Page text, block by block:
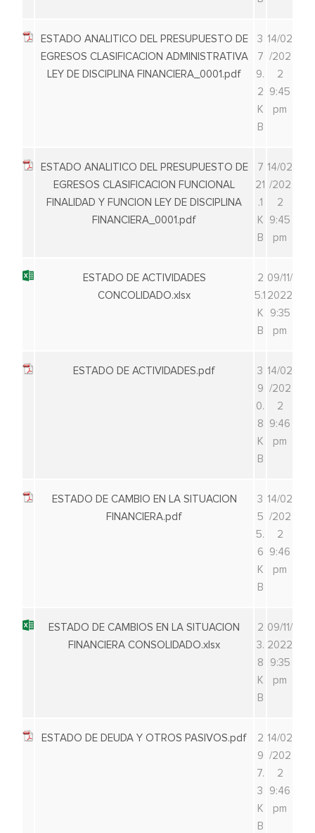
ESTADO ANALITICO DEL PRESUPUESTO DE
EGRESOS CLASIFICACION ADMINISTRATIVA
LEY DE DISCIPLINA FINANCIERA_0001.pdf
3
7
9.
2
K
B
14/02
/202
2
9:45
pm
ESTADO ANALITICO DEL PRESUPUESTO DE
EGRESOS CLASIFICACION FUNCIONAL
FINALIDAD Y FUNCION LEY DE DISCIPLINA
FINANCIERA_0001.pdf
7
21
.1
K
B
14/02
/202
2
9:45
pm
ESTADO DE ACTIVIDADES
CONCOLIDADO.xlsx
2
5.1
K
B
09/11/
2022
9:35
pm
ESTADO DE ACTIVIDADES.pdf
3
9
0.
8
K
B
14/02
/202
2
9:46
pm
ESTADO DE CAMBIO EN LA SITUACION
FINANCIERA.pdf
3
5
5.
6
K
B
14/02
/202
2
9:46
pm
ESTADO DE CAMBIOS EN LA SITUACION
FINANCIERA CONSOLIDADO.xlsx
2
3.
8
K
B
09/11/
2022
9:35
pm
ESTADO DE DEUDA Y OTROS PASIVOS.pdf
2
9
7.
3
K
B
14/02
/202
2
9:46
pm